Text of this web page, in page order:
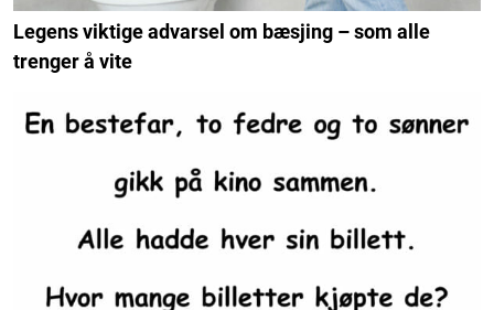
Legens viktige advarsel om bæsjing – som alle
trenger å vite